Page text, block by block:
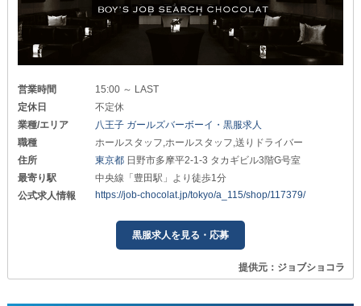
営業時間
15:00 ～ LAST
定休日
不定休
業種/エリア
八王子 ガールズバーボーイ・黒服求人
職種
ホールスタッフ,ホールスタッフ,送りドライバー
住所
東京都 日野市多摩平2-1-3 タカギビル3階G号室
最寄り駅
中央線「豊田駅」より徒歩1分
公式求人情報
https://job-chocolat.jp/tokyo/a_115/shop/117379/
黒服求人を見る・応募
提供元：ジョブショコラ